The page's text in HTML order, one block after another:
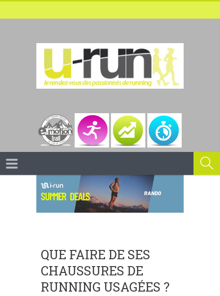
QUE FAIRE DE SES
CHAUSSURES DE
RUNNING USAGÉES ?